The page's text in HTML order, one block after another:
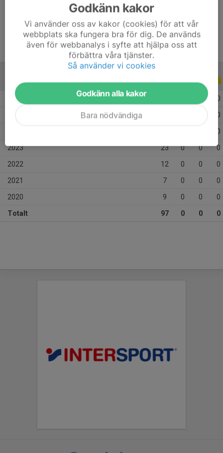
14 år
ALLA SERIER ALLA ÅR
2026 0
0
0
2023 23 0 0 0
2022 12 0 0 0
2021 7 0 0 0
2020 9 0 0 0
Totalt 97 0 0 0
Godkänn kakor
Vi använder oss av kakor (cookies) för att vår
webbplats ska fungera bra för dig. De används
även för webbanalys i syfte att hjälpa oss att
förbättra våra tjänster.
Så använder vi cookies
Godkänn alla kakor
Bara nödvändiga